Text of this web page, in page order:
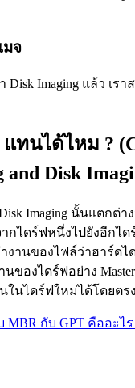
มจ
Imaging แล้ว เร
นได้ไหม ?
and Disk
Imaging นั้นแตกต่า
ากไดร์ฟหนึ่งไปยังอีก
งานของไฟล์ว่าฮาร์ด
องไดร์ฟอย่าง Master
ในไดร์ฟใหม่ได้โดยตรง
กับ GPT คืออะไร